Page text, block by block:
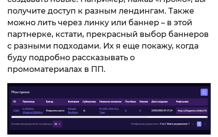
получите доступ к разным лендингам. Также
можно лить через линку или баннер – в этой
партнерке, кстати, прекрасный выбор баннеров
с разными подходами. Их я еще покажу, когда
буду подробно рассказывать о
промоматериалах в ПП.